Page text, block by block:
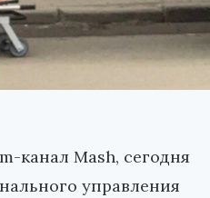
канал Mash, сегодня
управления